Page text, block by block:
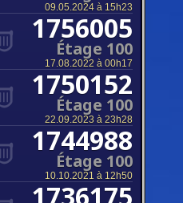
09.05.2024 à 15h23
1756005
Étage 100
17.08.2022 à 00h17
1750152
Étage 100
22.09.2023 à 23h28
1744988
Étage 100
10.10.2021 à 12h50